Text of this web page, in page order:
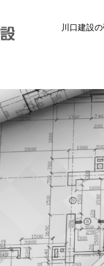
川口建設